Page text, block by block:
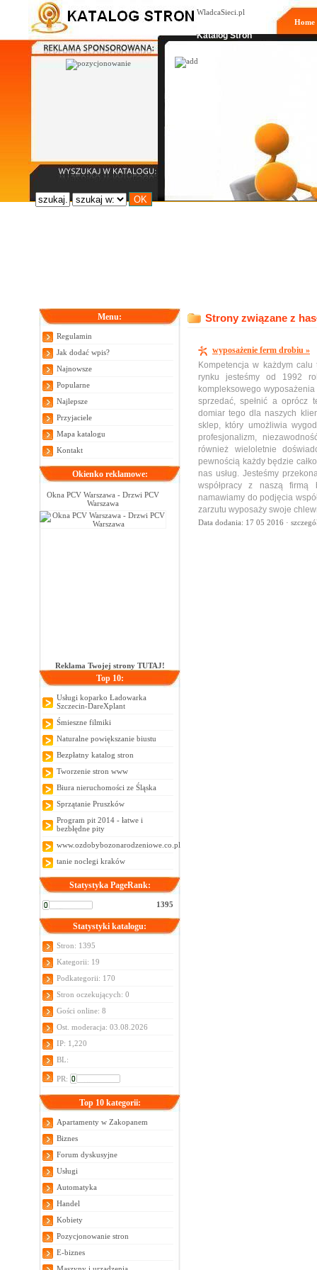
WladcaSieci.pl
Katalog Stron
Home
Menu:
Regulamin
Jak dodać wpis?
Najnowsze
Popularne
Najlepsze
Przyjaciele
Mapa katalogu
Kontakt
Okienko reklamowe:
Okna PCV Warszawa - Drzwi PCV
Warszawa
Reklama Twojej strony TUTAJ!
Top 10:
Usługi koparko Ładowarka
Szczecin-DareXplant
Śmieszne filmiki
Naturalne powiększanie biustu
Bezpłatny katalog stron
Tworzenie stron www
Biura nieruchomości ze Śląska
Sprzątanie Pruszków
Program pit 2014 - łatwe i
bezbłędne pity
www.ozdobybozonarodzeniowe.co.pl
tanie noclegi kraków
Statystyka PageRank:
1395
Statystyki katalogu:
Stron: 1395
Kategorii: 19
Podkategorii: 170
Stron oczekujących: 0
Gości online: 8
Ost. moderacja: 03.08.2026
IP: 1,220
BL:
PR:
Top 10 kategorii:
Apartamenty w Zakopanem
Biznes
Forum dyskusyjne
Usługi
Automatyka
Handel
Kobiety
Pozycjonowanie stron
E-biznes
Strony związane z
wyposażenie ferm drobiu »
Kompetencja w każdym
rynku jesteśmy od 1992
kompleksowego
sprzedać, spełnić a oprócz
domiar tego dla naszych
sklep, który umożliwia
profesjonalizm,
również wieloletnie
pewnością każdy będzie
nas usług. Jesteśmy
współpracy z naszą firmą
namawiamy do podjęcia
zarzutu wyposaży swoje
Data dodania: 17 05 2016 ·